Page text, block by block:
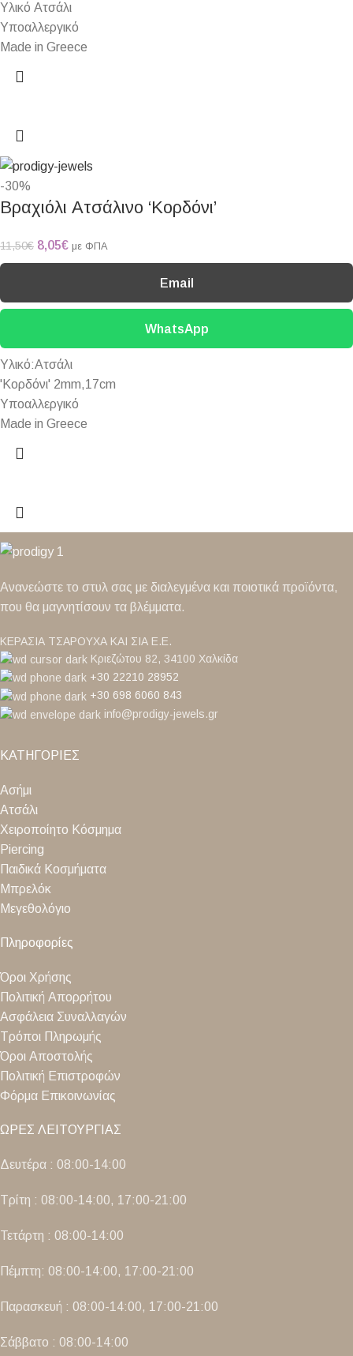
Υλικό Ατσάλι
Υποαλλεργικό
Made in Greece
-30%
Βραχιόλι Ατσάλινο ‘Κορδόνι’
11,50€ 8,05€ με ΦΠΑ
Email
WhatsApp
Υλικό:Ατσάλι
'Κορδόνι' 2mm,17cm
Υποαλλεργικό
Made in Greece
Ανανεώστε το στυλ σας με διαλεγμένα και ποιοτικά προϊόντα,
που θα μαγνητίσουν τα βλέμματα.
ΚΕΡΑΣΙΑ ΤΣΑΡΟΥΧΑ ΚΑΙ ΣΙΑ Ε.Ε.
Κριεζώτου 82, 34100 Χαλκίδα
+30 22210 28952
+30 698 6060 843
info@prodigy-jewels.gr
ΚΑΤΗΓΟΡΙΕΣ
Ασήμι
Ατσάλι
Χειροποίητο Κόσμημα
Piercing
Παιδικά Κοσμήματα
Μπρελόκ
Μεγεθολόγιο
Πληροφορίες
Όροι Χρήσης
Πολιτική Απορρήτου
Ασφάλεια Συναλλαγών
Τρόποι Πληρωμής
Όροι Αποστολής
Πολιτική Επιστροφών
Φόρμα Επικοινωνίας
ΩΡΕΣ ΛΕΙΤΟΥΡΓΙΑΣ
Δευτέρα : 08:00-14:00
Τρίτη : 08:00-14:00, 17:00-21:00
Τετάρτη : 08:00-14:00
Πέμπτη: 08:00-14:00, 17:00-21:00
Παρασκευή : 08:00-14:00, 17:00-21:00
Σάββατο : 08:00-14:00